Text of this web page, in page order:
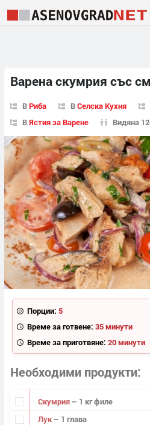
Варена скумрия със
ВРиба ВСелска Кухня
ВЯстия за Варене Видяна
Порции: 5
Време за готвене: 35 минути
Време за приготвяне: 20 минути
Необходими продукти
Скумрия – 1 кг филе
Лук – 1 глава